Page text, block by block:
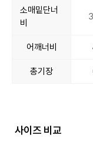
소매밑단너
비
어깨너비
총기장
사이즈 비교